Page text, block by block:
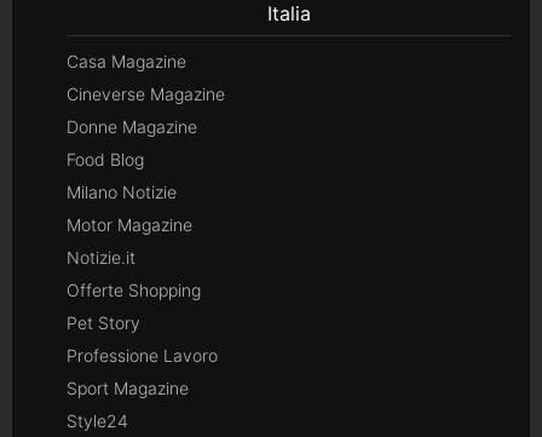
Italia
Casa Magazine
Cineverse Magazine
Donne Magazine
Food Blog
Milano Notizie
Motor Magazine
Notizie.it
Offerte Shopping
Pet Story
Professione Lavoro
Sport Magazine
Style24